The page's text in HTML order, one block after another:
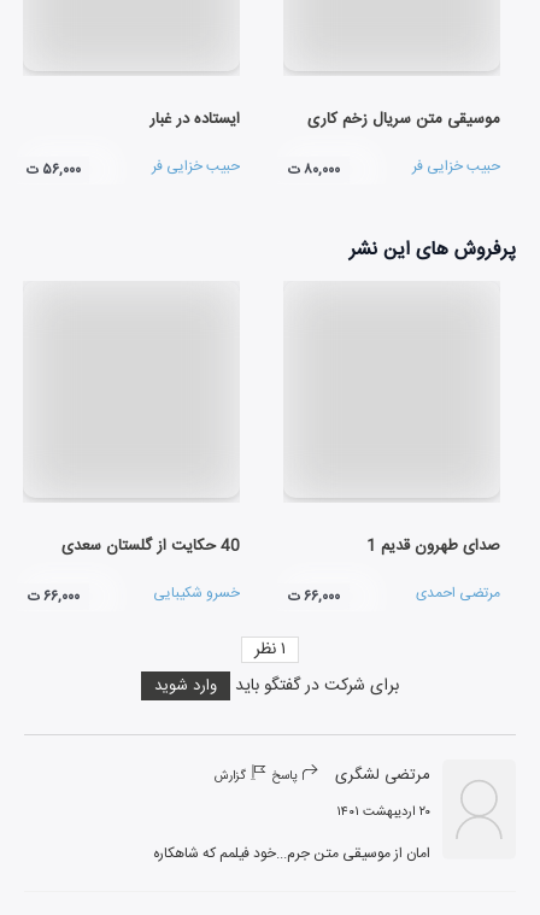
موسیقی متن سریال زخم کاری
حبیب خزایی فر ۸۰,۰۰۰ ت
ایستاده در غبار
حبیب خزایی فر ۵۶,۰۰۰ ت
پرفروش های این نشر
صدای طهرون قدیم 1
مرتضی احمدی ۶۶,۰۰۰ ت
40 حکایت از گلستان سعدی
خسرو شکیبایی ۶۶,۰۰۰ ت
برای شرکت در گفتگو باید وارد شوید
۱نظر
مرتضی لشگری پاسخ گزارش
۲۰ اردیبهشت ۱۴۰۱
امان از موسیقی متن جرم...خود فیلمم که شاهکاره